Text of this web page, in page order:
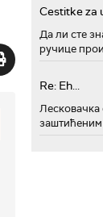
Cestitke za
Да ли сте
ручице
Re: Eh...